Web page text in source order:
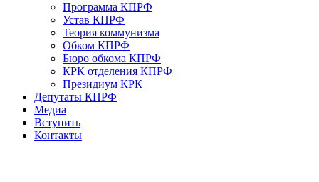
Программа КПРФ
Устав КПРФ
Теория коммунизма
Обком КПРФ
Бюро обкома КПРФ
КРК отделения КПРФ
Президиум КРК
Депутаты КПРФ
Медиа
Вступить
Контакты